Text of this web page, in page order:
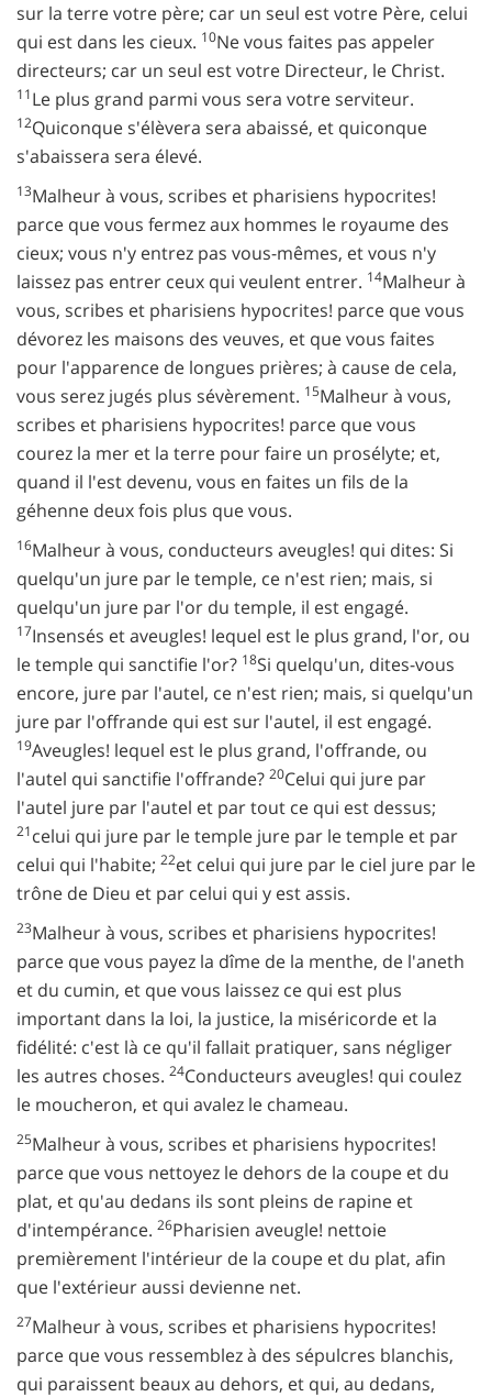
sur la terre votre père; car un seul est votre Père, celui
qui est dans les cieux. 10Ne vous faites pas appeler
directeurs; car un seul est votre Directeur, le Christ.
11Le plus grand parmi vous sera votre serviteur.
12Quiconque s'élèvera sera abaissé, et quiconque
s'abaissera sera élevé.
13Malheur à vous, scribes et pharisiens hypocrites!
parce que vous fermez aux hommes le royaume des
cieux; vous n'y entrez pas vous-mêmes, et vous n'y
laissez pas entrer ceux qui veulent entrer. 14Malheur à
vous, scribes et pharisiens hypocrites! parce que vous
dévorez les maisons des veuves, et que vous faites
pour l'apparence de longues prières; à cause de cela,
vous serez jugés plus sévèrement. 15Malheur à vous,
scribes et pharisiens hypocrites! parce que vous
courez la mer et la terre pour faire un prosélyte; et,
quand il l'est devenu, vous en faites un fils de la
géhenne deux fois plus que vous.
16Malheur à vous, conducteurs aveugles! qui dites: Si
quelqu'un jure par le temple, ce n'est rien; mais, si
quelqu'un jure par l'or du temple, il est engagé.
17Insensés et aveugles! lequel est le plus grand, l'or, ou
le temple qui sanctifie l'or? 18Si quelqu'un, dites-vous
encore, jure par l'autel, ce n'est rien; mais, si quelqu'un
jure par l'offrande qui est sur l'autel, il est engagé.
19Aveugles! lequel est le plus grand, l'offrande, ou
l'autel qui sanctifie l'offrande? 20Celui qui jure par
l'autel jure par l'autel et par tout ce qui est dessus;
21celui qui jure par le temple jure par le temple et par
celui qui l'habite; 22et celui qui jure par le ciel jure par le
trône de Dieu et par celui qui y est assis.
23Malheur à vous, scribes et pharisiens hypocrites!
parce que vous payez la dîme de la menthe, de l'aneth
et du cumin, et que vous laissez ce qui est plus
important dans la loi, la justice, la miséricorde et la
fidélité: c'est là ce qu'il fallait pratiquer, sans négliger
les autres choses. 24Conducteurs aveugles! qui coulez
le moucheron, et qui avalez le chameau.
25Malheur à vous, scribes et pharisiens hypocrites!
parce que vous nettoyez le dehors de la coupe et du
plat, et qu'au dedans ils sont pleins de rapine et
d'intempérance. 26Pharisien aveugle! nettoie
premièrement l'intérieur de la coupe et du plat, afin
que l'extérieur aussi devienne net.
27Malheur à vous, scribes et pharisiens hypocrites!
parce que vous ressemblez à des sépulcres blanchis,
qui paraissent beaux au dehors, et qui, au dedans,